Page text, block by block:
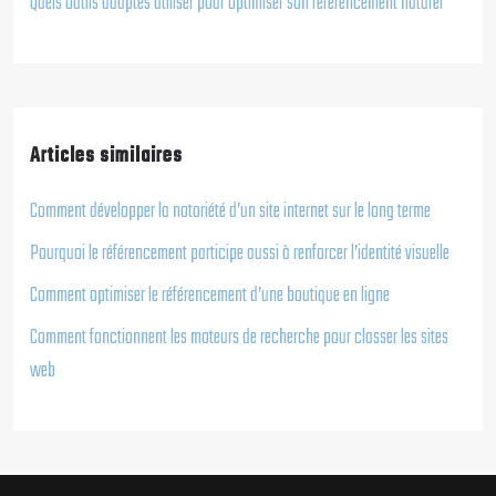
Articles similaires
Comment développer la notoriété d’un site internet sur le long terme
Pourquoi le référencement participe aussi à renforcer l’identité visuelle
Comment optimiser le référencement d’une boutique en ligne
Comment fonctionnent les moteurs de recherche pour classer les sites
web